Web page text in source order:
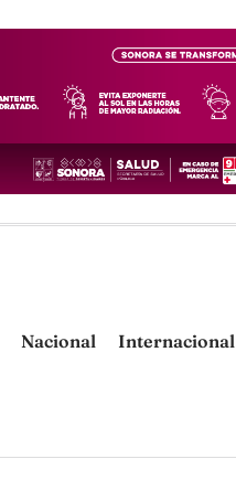
Nacional Internacional